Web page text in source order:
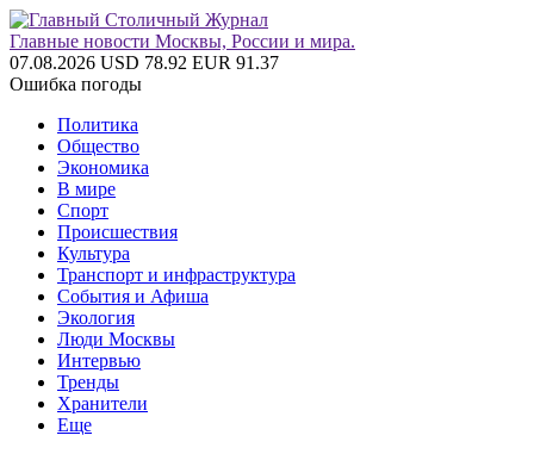
Главные новости Москвы, России и мира.
07.08.2026 USD 78.92 EUR 91.37
Ошибка погоды
Политика
Общество
Экономика
В мире
Спорт
Происшествия
Культура
Транспорт и инфраструктура
События и Афиша
Экология
Люди Москвы
Интервью
Тренды
Хранители
Еще